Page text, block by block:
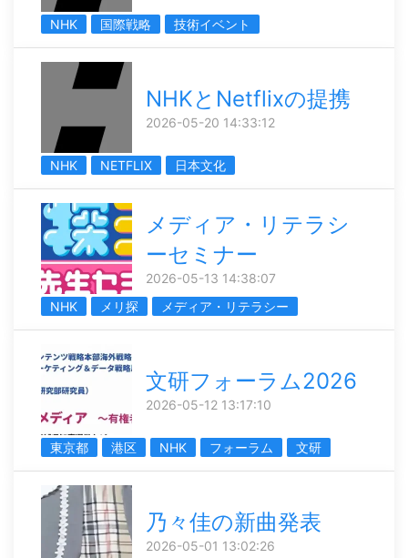
NHK 国際戦略 技術イベント
NHKとNetflixの提携
2026-05-20 14:33:12
NHK NETFLIX 日本文化
メディア・リテラシ
ーセミナー
2026-05-13 14:38:07
NHK
メリ探 メディア・リテラシー
文研フォーラム2026
2026-05-12 13:17:10
東京都 港区 NHK フォーラム 文研
乃々佳の新曲発表
2026-05-01 13:02:26